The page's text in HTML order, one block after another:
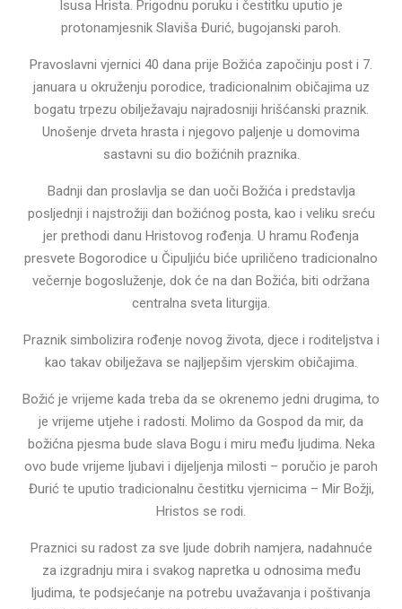
Isusa Hrista. Prigodnu poruku i čestitku uputio je
protonamjesnik Slaviša Đurić, bugojanski paroh.
Pravoslavni vjernici 40 dana prije Božića započinju post i 7.
januara u okruženju porodice, tradicionalnim običajima uz
bogatu trpezu obilježavaju najradosniji hrišćanski praznik.
Unošenje drveta hrasta i njegovo paljenje u domovima
sastavni su dio božićnih praznika.
Badnji dan proslavlja se dan uoči Božića i predstavlja
posljednji i najstrožiji dan božićnog posta, kao i veliku sreću
jer prethodi danu Hristovog rođenja. U hramu Rođenja
presvete Bogorodice u Čipuljiću biće upriličeno tradicionalno
večernje bogosluženje, dok će na dan Božića, biti održana
centralna sveta liturgija.
Praznik simbolizira rođenje novog života, djece i roditeljstva i
kao takav obilježava se najljepšim vjerskim običajima.
Božić je vrijeme kada treba da se okrenemo jedni drugima, to
je vrijeme utjehe i radosti. Molimo da Gospod da mir, da
božićna pjesma bude slava Bogu i miru među ljudima. Neka
ovo bude vrijeme ljubavi i dijeljenja milosti – poručio je paroh
Đurić te uputio tradicionalnu čestitku vjernicima – Mir Božji,
Hristos se rodi.
Praznici su radost za sve ljude dobrih namjera, nadahnuće
za izgradnju mira i svakog napretka u odnosima među
ljudima, te podsjećanje na potrebu uvažavanja i poštivanja